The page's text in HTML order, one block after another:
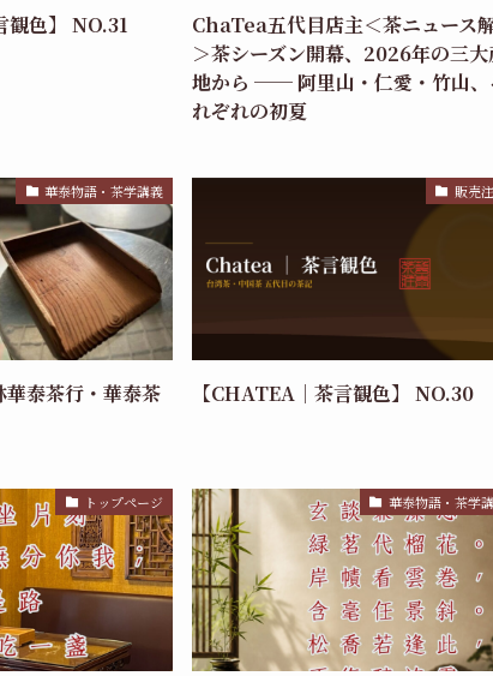
観色】 NO.31
ChaTea五代目店主＜茶ニュース
＞茶シーズン開幕、2026年の三大
地から ── 阿里山・仁愛・竹山、
れぞれの初夏
華泰物語・茶学講義
泰茶行・華泰茶
販売
【CHATEA｜茶言観色】 NO.30
トップページ 華泰物語・茶学